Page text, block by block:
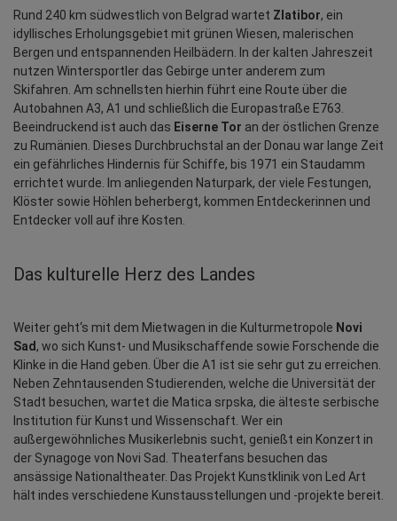
Rund 240 km südwestlich von Belgrad wartet Zlatibor, ein
idyllisches Erholungsgebiet mit grünen Wiesen, malerischen
Bergen und entspannenden Heilbädern. In der kalten Jahreszeit
nutzen Wintersportler das Gebirge unter anderem zum
Skifahren. Am schnellsten hierhin führt eine Route über die
Autobahnen A3, A1 und schließlich die Europastraße E763.
Beeindruckend ist auch das Eiserne Tor an der östlichen Grenze
zu Rumänien. Dieses Durchbruchstal an der Donau war lange Zeit
ein gefährliches Hindernis für Schiffe, bis 1971 ein Staudamm
errichtet wurde. Im anliegenden Naturpark, der viele Festungen,
Klöster sowie Höhlen beherbergt, kommen Entdeckerinnen und
Entdecker voll auf ihre Kosten.
Das kulturelle Herz des Landes
Weiter geht‘s mit dem Mietwagen in die Kulturmetropole Novi
Sad , wo sich Kunst- und Musikschaffende sowie Forschende die
Klinke in die Hand geben. Über die A1 ist sie sehr gut zu erreichen.
Neben Zehntausenden Studierenden, welche die Universität der
Stadt besuchen, wartet die Matica srpska, die älteste serbische
Institution für Kunst und Wissenschaft. Wer ein
außergewöhnliches Musikerlebnis sucht, genießt ein Konzert in
der Synagoge von Novi Sad. Theaterfans besuchen das
ansässige Nationaltheater. Das Projekt Kunstklinik von Led Art
hält indes verschiedene Kunstausstellungen und -projekte bereit.